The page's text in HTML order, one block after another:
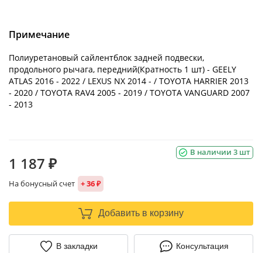
Примечание
Полиуретановый сайлентблок задней подвески,
продольного рычага, передний(Кратность 1 шт) - GEELY
ATLAS 2016 - 2022 / LEXUS NX 2014 - / TOYOTA HARRIER 2013
- 2020 / TOYOTA RAV4 2005 - 2019 / TOYOTA VANGUARD 2007
- 2013
В наличии 3 шт
1 187 ₽
На бонусный счет + 36 ₽
Добавить в корзину
В закладки Консультация